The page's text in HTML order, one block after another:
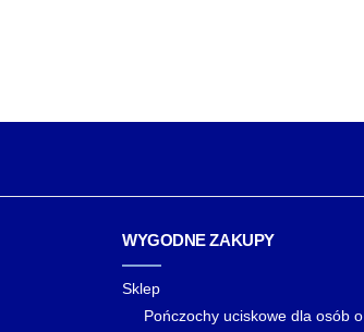
WYGODNE ZAKUPY
Sklep
Pończochy uciskowe dla osób o